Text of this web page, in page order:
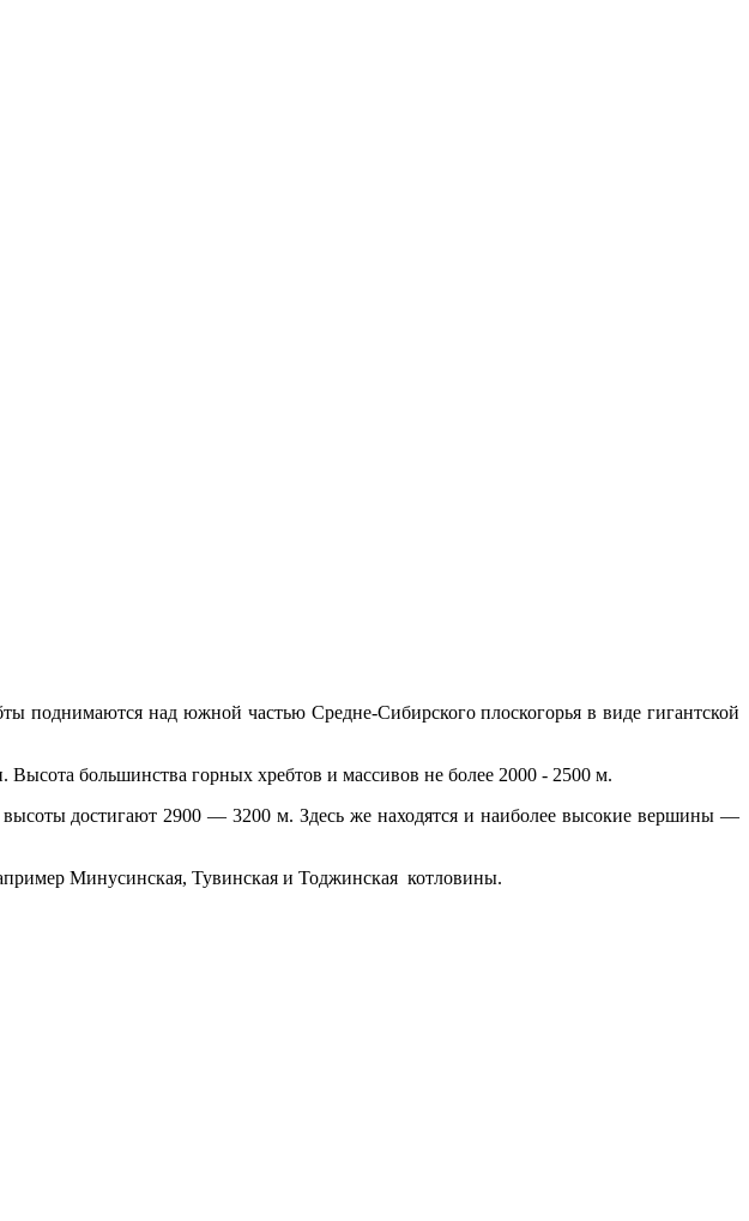
поднимаются над южной частью Средне-Сибирского плоско­горья в виде гигантской
большинства горных хребтов и массивов не более 2000 - 2500 м.
достигают 2900 — 3200 м. Здесь же находятся и наиболее вы­сокие вершины —
Минусинская, Тувинская и Тоджинская котловины.